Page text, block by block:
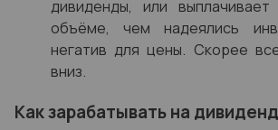
дивиденды, или
объёме, чем надеялись
негатив для цены. Скорее
вниз.
Как зарабатывать на